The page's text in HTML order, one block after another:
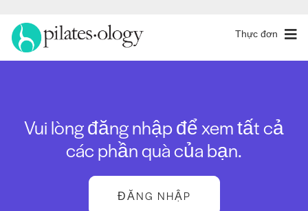
Thực đơn
Vui lòng đăng nhập để xem tất cả
các phần quà của bạn.
ĐĂNG NHẬP